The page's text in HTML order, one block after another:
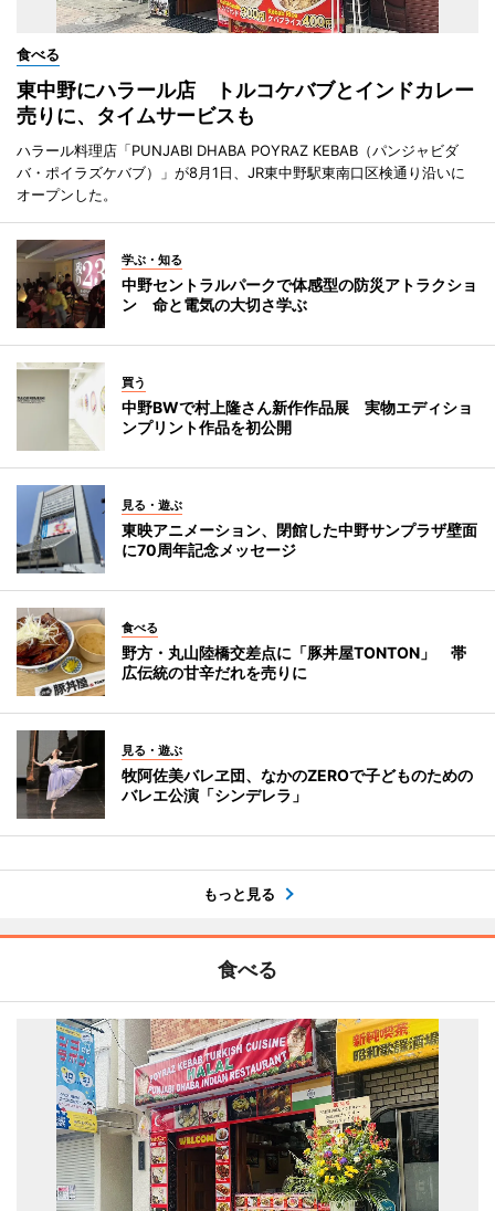
食べる
東中野にハラール店 トルコケバブとインドカレー
売りに、タイムサービスも
ハラール料理店「PUNJABI DHABA POYRAZ KEBAB（パンジャビダ
バ・ポイラズケバブ）」が8月1日、JR東中野駅東南口区検通り沿いに
オープンした。
学ぶ・知る
中野セントラルパークで体感型の防災アトラクショ
ン 命と電気の大切さ学ぶ
買う
中野BWで村上隆さん新作作品展 実物エディショ
ンプリント作品を初公開
見る・遊ぶ
東映アニメーション、閉館した中野サンプラザ壁面
に70周年記念メッセージ
食べる
野方・丸山陸橋交差点に「豚丼屋TONTON」 帯
広伝統の甘辛だれを売りに
見る・遊ぶ
牧阿佐美バレヱ団、なかのZEROで子どものための
バレエ公演「シンデレラ」
もっと見る
食べる